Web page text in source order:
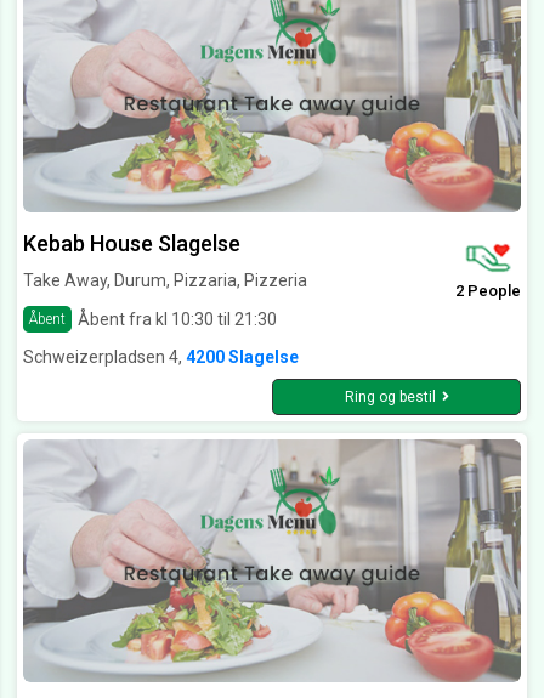
Kebab House Slagelse
Take Away, Durum, Pizzaria, Pizzeria
Åbent Åbent fra kl 10:30 til 21:30
2 People
Schweizerpladsen 4, 4200 Slagelse
Ring og bestil